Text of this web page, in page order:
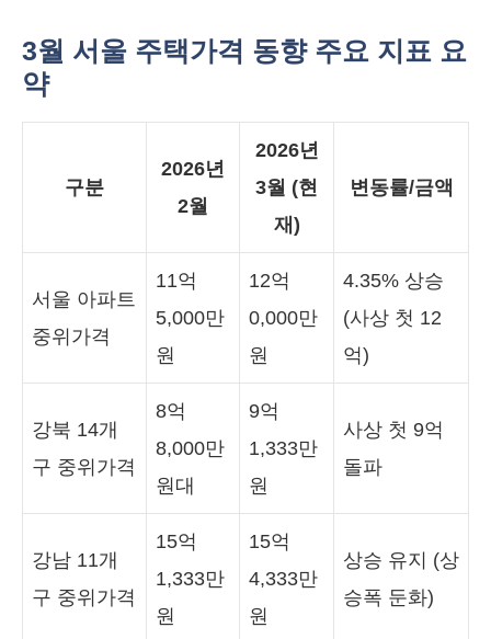
3월 서울 주택가격 동향 주요 지표 요
약
구분
2026년
2월
2026년
3월 (현
재)
변동률/금액
서울 아파트
중위가격
11억
5,000만
원
12억
0,000만
원
4.35% 상승
(사상 첫 12
억)
강북 14개
구 중위가격
8억
8,000만
원대
9억
1,333만
원
사상 첫 9억
돌파
강남 11개
구 중위가격
15억
1,333만
원
15억
4,333만
원
상승 유지 (상
승폭 둔화)